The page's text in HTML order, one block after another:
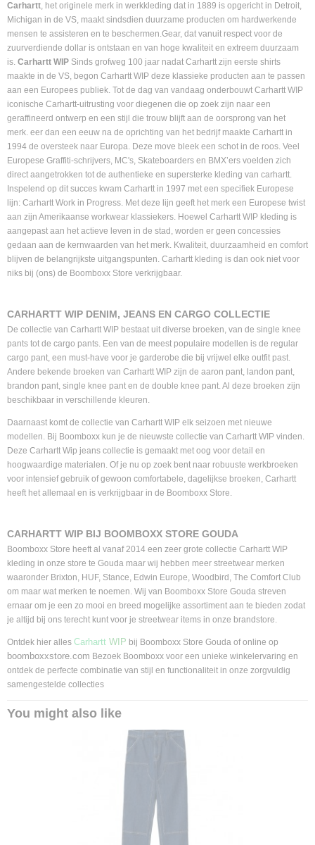
Carhartt, het originele merk in werkkleding dat in 1889 is opgericht in Detroit,
Michigan in de VS, maakt sindsdien duurzame producten om hardwerkende
mensen te assisteren en te beschermen.Gear, dat vanuit respect voor de
zuurverdiende dollar is ontstaan en van hoge kwaliteit en extreem duurzaam
is. Carhartt WIP Sinds grofweg 100 jaar nadat Carhartt zijn eerste shirts
maakte in de VS, begon Carhartt WIP deze klassieke producten aan te passen
aan een Europees publiek. Tot de dag van vandaag onderbouwt Carhartt WIP
iconische Carhartt-uitrusting voor diegenen die op zoek zijn naar een
geraffineerd ontwerp en een stijl die trouw blijft aan de oorsprong van het
merk. eer dan een eeuw na de oprichting van het bedrijf maakte Carhartt in
1994 de oversteek naar Europa. Deze move bleek een schot in de roos. Veel
Europese Graffiti-schrijvers, MC's, Skateboarders en BMX’ers voelden zich
direct aangetrokken tot de authentieke en supersterke kleding van carhartt.
Inspelend op dit succes kwam Carhartt in 1997 met een specifiek Europese
lijn: Carhartt Work in Progress. Met deze lijn geeft het merk een Europese twist
aan zijn Amerikaanse workwear klassiekers. Hoewel Carhartt WIP kleding is
aangepast aan het actieve leven in de stad, worden er geen concessies
gedaan aan de kernwaarden van het merk. Kwaliteit, duurzaamheid en comfort
blijven de belangrijkste uitgangspunten. Carhartt kleding is dan ook niet voor
niks bij (ons) de Boomboxx Store verkrijgbaar.
CARHARTT WIP DENIM, JEANS EN CARGO COLLECTIE
De collectie van Carhartt WIP bestaat uit diverse broeken, van de single knee
pants tot de cargo pants. Een van de meest populaire modellen is de regular
cargo pant, een must-have voor je garderobe die bij vrijwel elke outfit past.
Andere bekende broeken van Carhartt WIP zijn de aaron pant, landon pant,
brandon pant, single knee pant en de double knee pant. Al deze broeken zijn
beschikbaar in verschillende kleuren.
Daarnaast komt de collectie van Carhartt WIP elk seizoen met nieuwe
modellen. Bij Boomboxx kun je de nieuwste collectie van Carhartt WIP vinden.
Deze Carhartt Wip jeans collectie is gemaakt met oog voor detail en
hoogwaardige materialen. Of je nu op zoek bent naar robuuste werkbroeken
voor intensief gebruik of gewoon comfortabele, dagelijkse broeken, Carhartt
heeft het allemaal en is verkrijgbaar in de Boomboxx Store.
CARHARTT WIP BIJ BOOMBOXX STORE GOUDA
Boomboxx Store heeft al vanaf 2014 een zeer grote collectie Carhartt WIP
kleding in onze store te Gouda maar wij hebben meer streetwear merken
waaronder Brixton, HUF, Stance, Edwin Europe, Woodbird, The Comfort Club
om maar wat merken te noemen. Wij van Boomboxx Store Gouda streven
ernaar om je een zo mooi en breed mogelijke assortiment aan te bieden zodat
je altijd bij ons terecht kunt voor je streetwear items in onze brandstore.
Ontdek hier alles Carhartt WIP bij Boomboxx Store Gouda of online op
boomboxxstore.com Bezoek Boomboxx voor een unieke winkelervaring en
ontdek de perfecte combinatie van stijl en functionaliteit in onze zorgvuldig
samengestelde collecties
You might also like